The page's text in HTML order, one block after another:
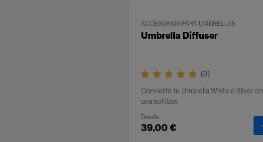
ACCESORIOS PARA UMBRELLAS
Umbrella Diffuser
(3)
Convierte tu Umbrella White o Silver en
una softbox
Desde
39,00 €